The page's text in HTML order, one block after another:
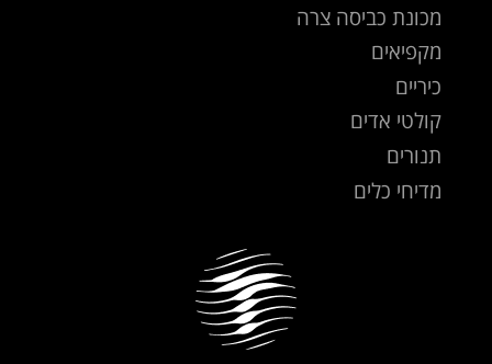
מכונת כביסה צרה
מקפיאים
כיריים
קולטי אדים
תנורים
מדיחי כלים